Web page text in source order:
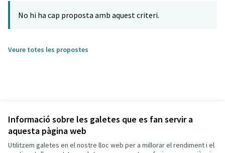
Informació sobre les galetes que es fan servir a
aquesta pàgina web
Utilitzem galetes en el nostre lloc web per a millorar el rendiment i el
No hi ha cap proposta amb aquest criteri.
Veure totes les propostes